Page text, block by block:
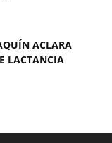
ACLARA
LACTANCIA